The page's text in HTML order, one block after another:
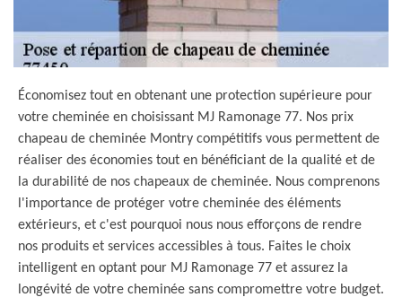
Économisez tout en obtenant une protection supérieure pour
votre cheminée en choisissant MJ Ramonage 77. Nos prix
chapeau de cheminée Montry compétitifs vous permettent de
réaliser des économies tout en bénéficiant de la qualité et de
la durabilité de nos chapeaux de cheminée. Nous comprenons
l'importance de protéger votre cheminée des éléments
extérieurs, et c'est pourquoi nous nous efforçons de rendre
nos produits et services accessibles à tous. Faites le choix
intelligent en optant pour MJ Ramonage 77 et assurez la
longévité de votre cheminée sans compromettre votre budget.